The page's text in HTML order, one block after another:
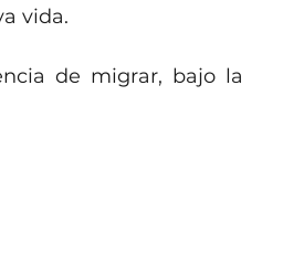
vida.
de migrar, bajo la